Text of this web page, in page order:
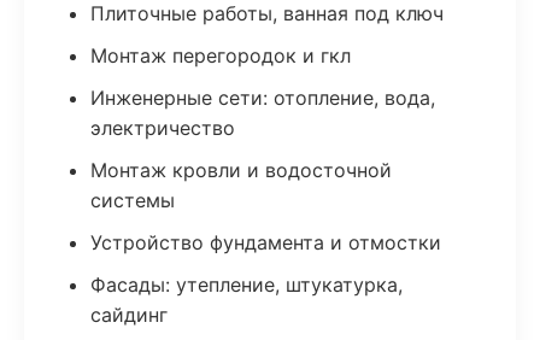
Плиточные работы, ванная под ключ
Монтаж перегородок и гкл
Инженерные сети: отопление, вода,
электричество
Монтаж кровли и водосточной
системы
Устройство фундамента и отмостки
Фасады: утепление, штукатурка,
сайдинг